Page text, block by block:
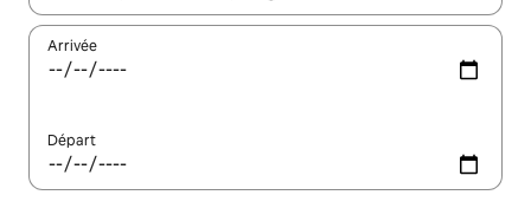
Arrivée
Départ